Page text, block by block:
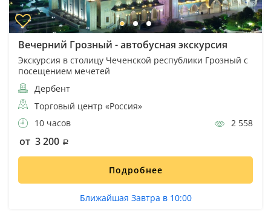
Вечерний Грозный - автобусная экскурсия
Экскурсия в столицу Чеченской республики Грозный с
посещением мечетей
Дербент
Торговый центр «Россия»
10 часов
2 558
от 3 200
Подробнее
Ближайшая Завтра в 10:00